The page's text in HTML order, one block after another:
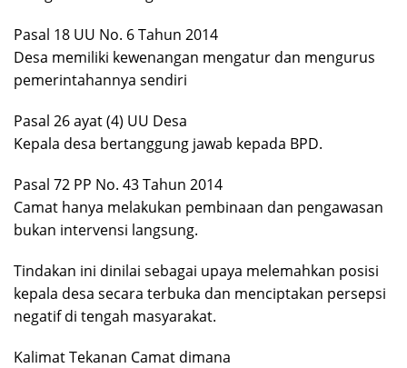
Pasal 18 UU No. 6 Tahun 2014
Desa memiliki kewenangan mengatur dan mengurus
pemerintahannya sendiri
Pasal 26 ayat (4) UU Desa
Kepala desa bertanggung jawab kepada BPD.
Pasal 72 PP No. 43 Tahun 2014
Camat hanya melakukan pembinaan dan pengawasan
bukan intervensi langsung.
Tindakan ini dinilai sebagai upaya melemahkan posisi
kepala desa secara terbuka dan menciptakan persepsi
negatif di tengah masyarakat.
Kalimat Tekanan Camat dimana